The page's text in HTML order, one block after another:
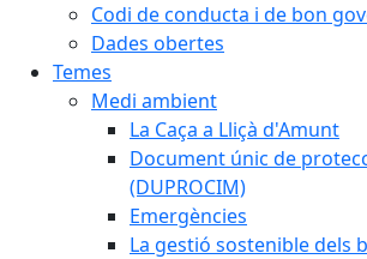
Codi de conducta i de bon
Dades obertes
Temes
Medi ambient
La Caça a Lliçà d'Amunt
Document únic de
(DUPROCIM)
Emergències
La gestió sostenible dels